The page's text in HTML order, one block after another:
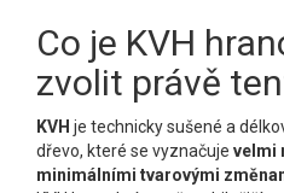
Co je KVH
zvolit právě
KVH je technicky sušené a
dřevo, které se vyznačuje velmi
minimálními tvarovými